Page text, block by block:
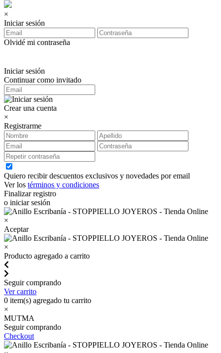
×
Iniciar sesión
Olvidé mi contraseña
Iniciar sesión
Continuar como invitado
Crear una cuenta
×
Registrarme
Quiero recibir descuentos exclusivos y novedades por email
Ver los términos y condiciones
Finalizar registro
o iniciar sesión
×
Aceptar
×
Producto agregado a carrito
Seguir comprando
Ver carrito
0 item(s) agregado tu carrito
×
MUTMA
Seguir comprando
Checkout